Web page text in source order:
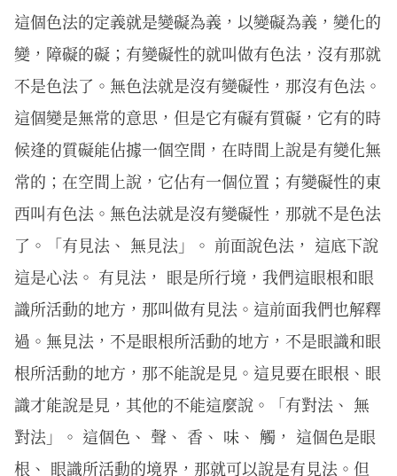
這個色法的定義就是變礙為義，以變礙為義，變化的
變，障礙的礙；有變礙性的就叫做有色法，沒有那就
不是色法了。無色法就是沒有變礙性，那沒有色法。
這個變是無常的意思，但是它有礙有質礙，它有的時
候逢的質礙能佔據一個空間，在時間上說是有變化無
常的；在空間上說，它佔有一個位置；有變礙性的東
西叫有色法。無色法就是沒有變礙性，那就不是色法
了。「有見法、 無見法」。 前面說色法， 這底下說
這是心法。 有見法， 眼是所行境，我們這眼根和眼
識所活動的地方，那叫做有見法。這前面我們也解釋
過。無見法，不是眼根所活動的地方，不是眼識和眼
根所活動的地方，那不能說是見。這見要在眼根、眼
識才能說是見，其他的不能這麼說。「有對法、 無
對法」。 這個色、 聲、 香、 味、 觸， 這個色是眼
根、 眼識所活動的境界，那就可以說是有見法。但